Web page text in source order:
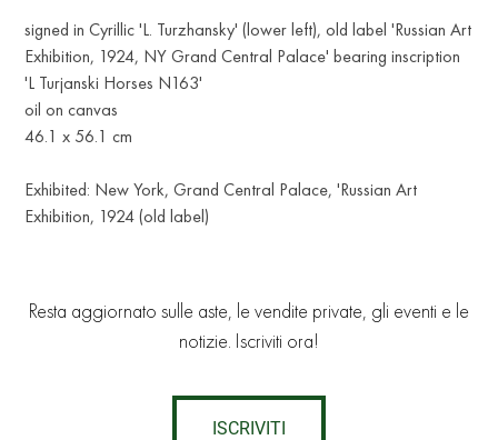
signed in Cyrillic 'L. Turzhansky' (lower left), old label 'Russian Art
Exhibition, 1924, NY Grand Central Palace' bearing inscription
'L Turjanski Horses N163'
oil on canvas
46.1 x 56.1 cm
Exhibited: New York, Grand Central Palace, 'Russian Art
Exhibition, 1924 (old label)
Resta aggiornato sulle aste, le vendite private, gli eventi e le
notizie. Iscriviti ora!
ISCRIVITI